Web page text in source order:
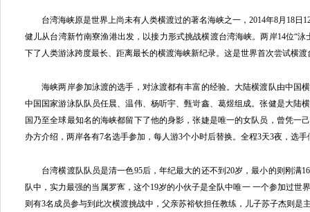
台湾海峡原是世界上尚未有人类横渡过的著名海峡之一，2014年8月18日
健儿从台湾新竹南寮渔港出发，以接力形式挑战横渡台湾海峡。两岸14位“
下了人类游泳跨度最长、距离最长的横渡海峡新纪录。这是世界首次尝试横
海峡两岸参加泳渡的选手，对泳渡都有丰富的经验。大陆横渡队由中国
中国国家游泳队队员任晨、温伟、杨听宇、甄岢鑫、葛煜组成。张健是大陆
国乃至全球最知名的海峡都留下了他的身影，张婕是唯一的女队员，曾凭一
办方介绍，两岸各有7名选手参加，每人游3个小时后替换。全程3天3夜，选
台湾横渡队队员是清一色95后，年纪最大的还不到20岁，最小的则刚满
队中，实力最强的当属罗寯，这个19岁的小伙子是全队中唯一 一个参加过世
则有3名成员参与到此次横渡挑战中，父亲苏裕钦担任教练，儿子苏子杰则是